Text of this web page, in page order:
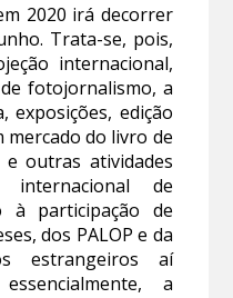
2020 irá decorrer
Trata-se, pois,
internacional,
fotojornalismo, a
exposições, edição
do livro de
outras atividades
de
à participação de
dos PALOP e da
estrangeiros aí
a